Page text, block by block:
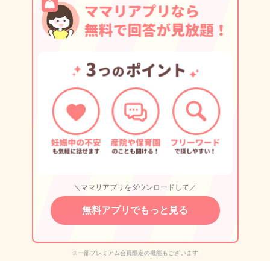
＼ママリアプリをダウンロードして／
無料アプリでもっと見る
※一部プレミアム会員限定の機能もございます